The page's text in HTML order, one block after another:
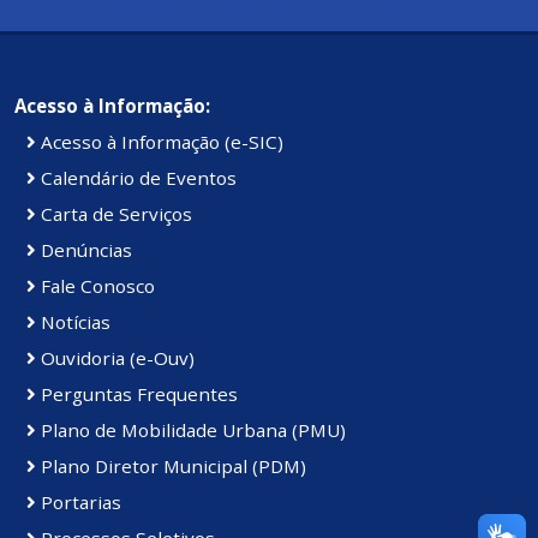
Acesso à Informação:
Acesso à Informação (e-SIC)
Calendário de Eventos
Carta de Serviços
Denúncias
Fale Conosco
Notícias
Ouvidoria (e-Ouv)
Perguntas Frequentes
Plano de Mobilidade Urbana (PMU)
Plano Diretor Municipal (PDM)
Portarias